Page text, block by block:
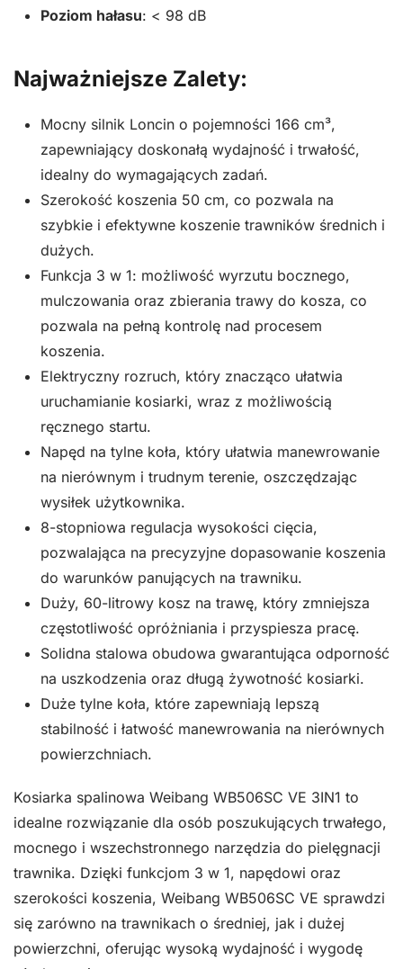
Poziom hałasu: < 98 dB
Najważniejsze Zalety:
Mocny silnik Loncin o pojemności 166 cm³,
zapewniający doskonałą wydajność i trwałość,
idealny do wymagających zadań.
Szerokość koszenia 50 cm, co pozwala na
szybkie i efektywne koszenie trawników średnich i
dużych.
Funkcja 3 w 1: możliwość wyrzutu bocznego,
mulczowania oraz zbierania trawy do kosza, co
pozwala na pełną kontrolę nad procesem
koszenia.
Elektryczny rozruch, który znacząco ułatwia
uruchamianie kosiarki, wraz z możliwością
ręcznego startu.
Napęd na tylne koła, który ułatwia manewrowanie
na nierównym i trudnym terenie, oszczędzając
wysiłek użytkownika.
8-stopniowa regulacja wysokości cięcia,
pozwalająca na precyzyjne dopasowanie koszenia
do warunków panujących na trawniku.
Duży, 60-litrowy kosz na trawę, który zmniejsza
częstotliwość opróżniania i przyspiesza pracę.
Solidna stalowa obudowa gwarantująca odporność
na uszkodzenia oraz długą żywotność kosiarki.
Duże tylne koła, które zapewniają lepszą
stabilność i łatwość manewrowania na nierównych
powierzchniach.
Kosiarka spalinowa Weibang WB506SC VE 3IN1 to
idealne rozwiązanie dla osób poszukujących trwałego,
mocnego i wszechstronnego narzędzia do pielęgnacji
trawnika. Dzięki funkcjom 3 w 1, napędowi oraz
szerokości koszenia, Weibang WB506SC VE sprawdzi
się zarówno na trawnikach o średniej, jak i dużej
powierzchni, oferując wysoką wydajność i wygodę